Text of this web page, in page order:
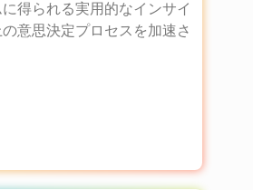
得られる実用的なインサイ
の意思決定プロセスを加速さ